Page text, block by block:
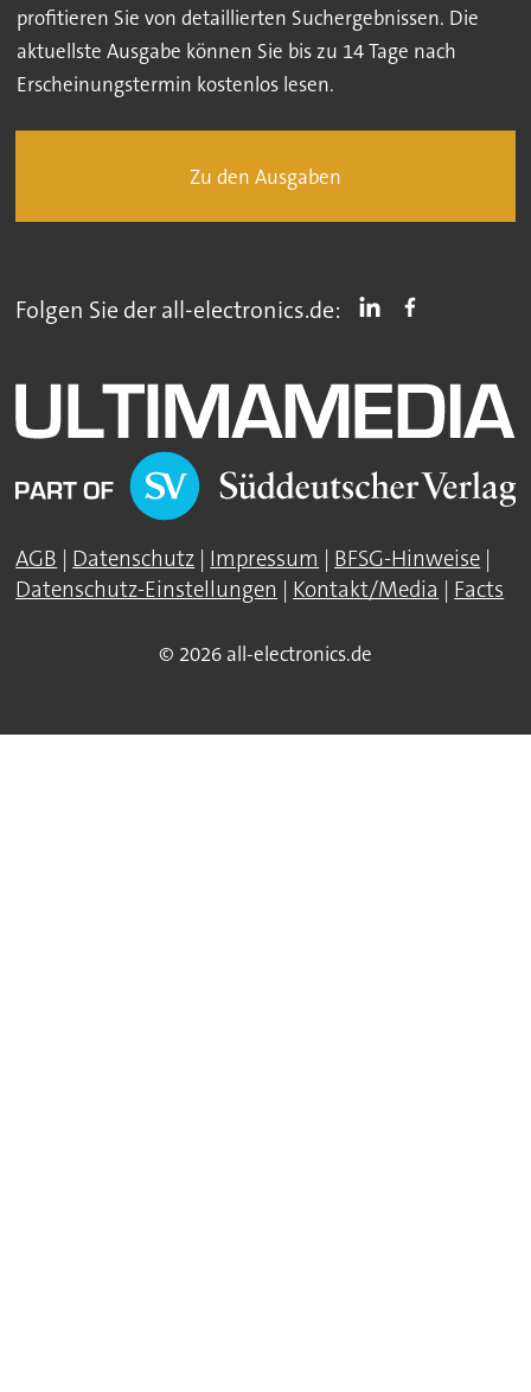
profitieren Sie von detaillierten Suchergebnissen. Die
aktuellste Ausgabe können Sie bis zu 14 Tage nach
Erscheinungstermin kostenlos lesen.
Zu den Ausgaben
Folgen Sie der all-electronics.de:
AGB | Datenschutz | Impressum | BFSG-Hinweise |
Datenschutz-Einstellungen | Kontakt/Media | Facts
© 2026 all-electronics.de